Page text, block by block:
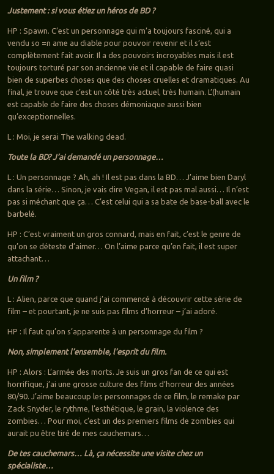
Justement : si vous étiez un héros de BD ?
HP : Spawn. C’est un personnage qui m’a toujours fasciné, qui a
vendu so =n ame au diable pour pouvoir revenir et il s’est
complètement fait avoir. Il a des pouvoirs incroyables mais il est
toujours torturé par son ancienne vie et il capable de faire quasi
bien de superbes choses que des choses cruelles et dramatiques. Au
final, je trouve que c’est un côté très actuel, très humain. L’(humain
est capable de faire des choses démoniaque aussi bien
qu’exceptionnelles.
L : Moi, je serai The walking dead.
Toute la BD? J’ai demandé un personnage…
L : Un personnage ? Ah, ah ! Il est pas dans la BD… J’aime bien Daryl
dans la série… Sinon, je vais dire Vegan, il est pas mal aussi… Il n’est
pas si méchant que ça… C’est celui qui a sa bate de base-ball avec le
barbelé.
HP : C’est vraiment un gros connard, mais en fait, c’est le genre de
qu’on se déteste d’aimer… On l’aime parce qu’en fait, il est super
attachant…
Un film ?
L : Alien, parce que quand j’ai commencé à découvrir cette série de
film – et pourtant, je ne suis pas films d’horreur – j’ai adoré.
HP : Il faut qu’on s’apparente à un personnage du film ?
Non, simplement l’ensemble, l’esprit du film.
HP : Alors : L’armée des morts. Je suis un gros fan de ce qui est
horrifique, j’ai une grosse culture des films d’horreur des années
80/90. J’aime beaucoup les personnages de ce film, le remake par
Zack Snyder, le rythme, l’esthétique, le grain, la violence des
zombies… Pour moi, c’est un des premiers films de zombies qui
aurait pu être tiré de mes cauchemars…
De tes cauchemars… Là, ça nécessite une visite chez un
spécialiste…